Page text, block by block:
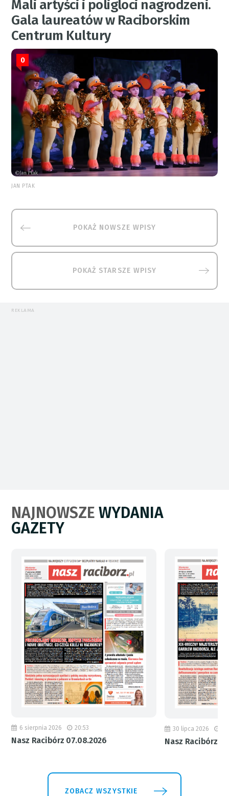
Mali artyści i poligloci nagrodzeni.
Gala laureatów w Raciborskim
Centrum Kultury
0
JAN PTAK
POKAŻ NOWSZE WPISY
POKAŻ STARSZE WPISY
REKLAMA
NAJNOWSZEWYDANIA
GAZETY
6 sierpnia 2026 20:53
Nasz Racibórz 07.08.2026
30 lipca 2026
Nasz Racibórz
ZOBACZ WSZYSTKIE